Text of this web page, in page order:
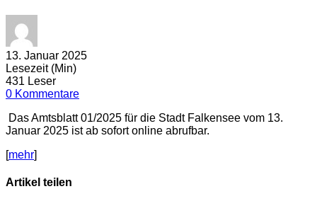
13. Januar 2025
Lesezeit (Min)
431 Leser
0 Kommentare
Das Amtsblatt 01/2025 für die Stadt Falkensee vom 13.
Januar 2025 ist ab sofort online abrufbar.
[mehr]
Artikel teilen